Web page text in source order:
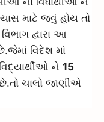
માટે જવું હોય તો
દ્વારા આ
વિદેશ માં
ને 15
ચાલો જાણીએ